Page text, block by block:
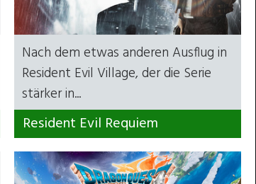
Nach dem etwas anderen Ausflug in
Resident Evil Village, der die Serie
stärker in...
Resident Evil Requiem